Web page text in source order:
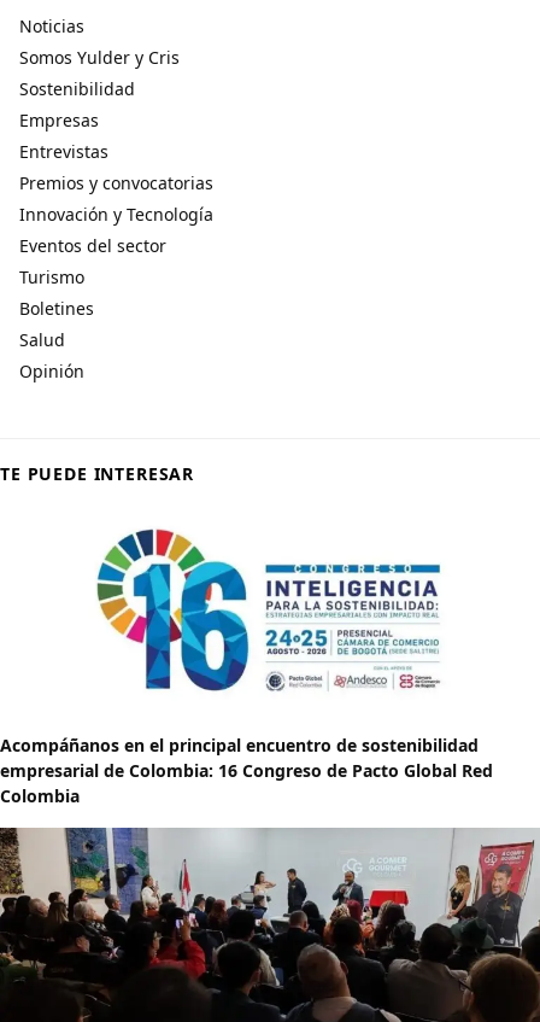
Noticias
Somos Yulder y Cris
Sostenibilidad
Empresas
Entrevistas
Premios y convocatorias
Innovación y Tecnología
Eventos del sector
Turismo
Boletines
Salud
Opinión
TE PUEDE INTERESAR
Acompáñanos en el principal encuentro de sostenibilidad
empresarial de Colombia: 16 Congreso de Pacto Global Red
Colombia